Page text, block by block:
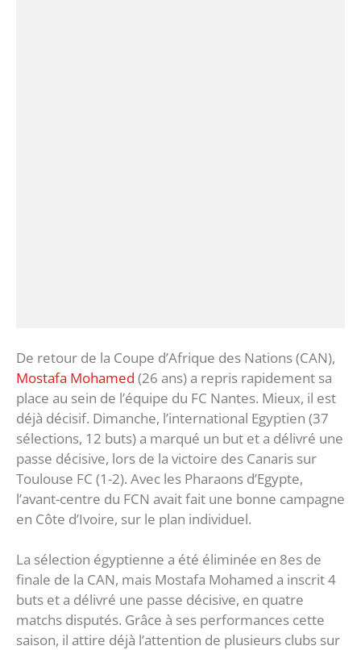
De retour de la Coupe d’Afrique des Nations (CAN),
Mostafa Mohamed (26 ans) a repris rapidement sa
place au sein de l’équipe du FC Nantes. Mieux, il est
déjà décisif. Dimanche, l’international Egyptien (37
sélections, 12 buts) a marqué un but et a délivré une
passe décisive, lors de la victoire des Canaris sur
Toulouse FC (1-2). Avec les Pharaons d’Egypte,
l’avant-centre du FCN avait fait une bonne campagne
en Côte d’Ivoire, sur le plan individuel.
La sélection égyptienne a été éliminée en 8es de
finale de la CAN, mais Mostafa Mohamed a inscrit 4
buts et a délivré une passe décisive, en quatre
matchs disputés. Grâce à ses performances cette
saison, il attire déjà l’attention de plusieurs clubs sur